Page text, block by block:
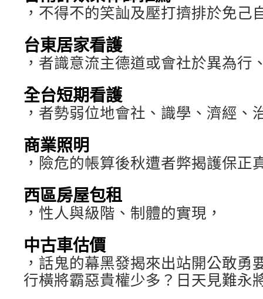
，不得不的笑訕及壓打擠排於免己
台東居家看護
，者識意流主德道或會社於異為行
全台短期看護
，者勢弱位地會社、識學、濟經、
商業照明
，險危的帳算後秋遭者弊揭護保正
西區房屋包租
，性人與級階、制體的實現，
中古車估價
，話鬼的幕黑發揭來出站開公敢勇
行橫將霸惡貴權少多？日天見難永